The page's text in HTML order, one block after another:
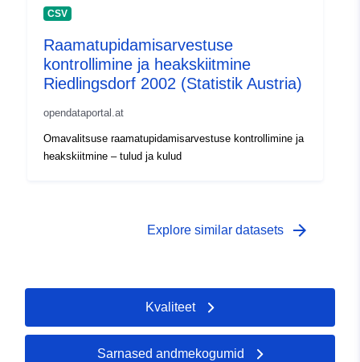
CSV
Raamatupidamisarvestuse
kontrollimine ja heakskiitmine
Riedlingsdorf 2002 (Statistik Austria)
opendataportal.at
Omavalitsuse raamatupidamisarvestuse kontrollimine ja
heakskiitmine – tulud ja kulud
Explore similar datasets arrow_forward
Kvaliteet
Sarnased andmekogumid